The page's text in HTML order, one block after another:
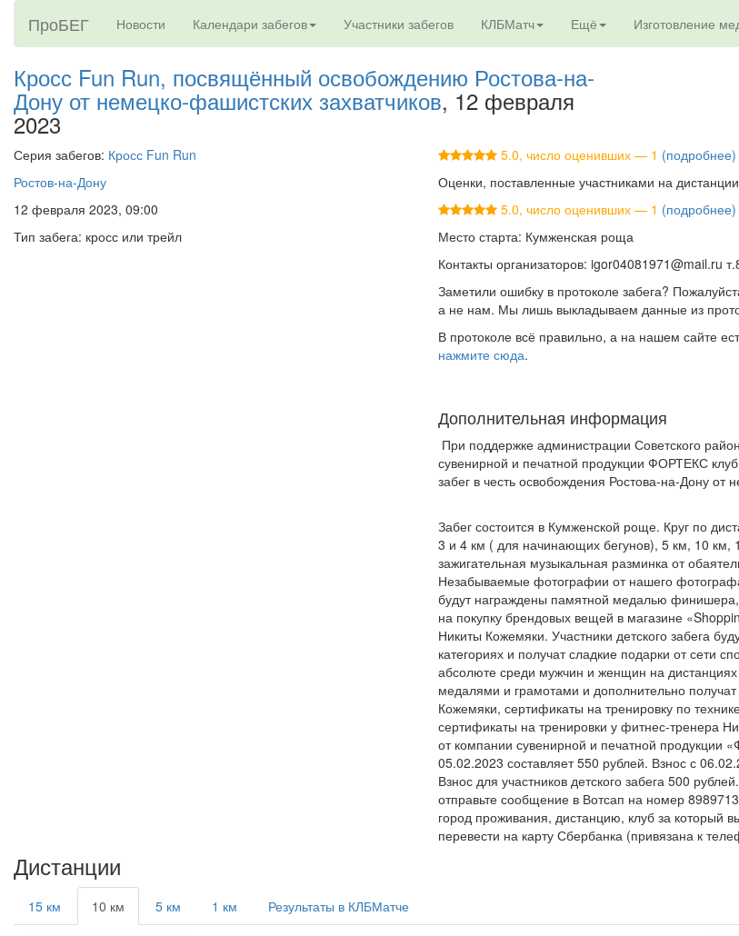
ПроБЕГ Новости Календари забегов Участники забегов КЛБМатч Ещё Изготовление
Кросс Fun Run, посвящённый освобождению Ростова-на-
Дону от немецко-фашистских захватчиков, 12 февраля
2023
Серия забегов: Кросс Fun Run
Ростов-на-Дону
12 февраля 2023, 09:00
Тип забега: кросс или трейл
5.0, число оценивших — 1 (подробнее)
Оценки, поставленные участниками на
5.0, число оценивших — 1 (подробнее)
Место старта: Кумженская роща
Контакты организаторов: igor04081971@mail.ru
Заметили ошибку в протоколе забега?
а не нам. Мы лишь выкладываем данные из
В протоколе всё правильно, а на нашем сайте
нажмите сюда.
Дополнительная информация
При поддержке администрации Советского
сувенирной и печатной продукции ФОРТЕКС
забег в честь освобождения Ростова-на-Дону от
Забег состоится в Кумженской роще. Круг по
3 и 4 км ( для начинающих бегунов), 5 км, 10 км,
зажигательная музыкальная разминка от
Незабываемые фотографии от нашего
будут награждены памятной медалью
на покупку брендовых вещей в магазине
Никиты Кожемяки. Участники детского забега
категориях и получат сладкие подарки от сети
абсолюте среди мужчин и женщин на
медалями и грамотами и дополнительно
Кожемяки, сертификаты на тренировку по
сертификаты на тренировки у фитнес-тренера
от компании сувенирной и печатной продукции
05.02.2023 составляет 550 рублей. Взнос с
Взнос для участников детского забега 500
отправьте сообщение в Вотсап на номер
город проживания, дистанцию, клуб за который
перевести на карту Сбербанка (привязана к
Дистанции
15 км 10 км 5 км 1 км Результаты в КЛБМатче